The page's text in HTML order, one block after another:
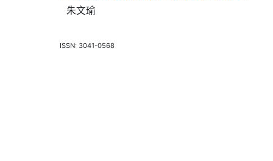
朱文瑜
ISSN: 3041-0568